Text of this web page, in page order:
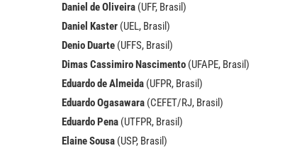
Daniel de Oliveira (UFF, Brasil)
Daniel Kaster (UEL, Brasil)
Denio Duarte (UFFS, Brasil)
Dimas Cassimiro Nascimento (UFAPE, Brasil)
Eduardo de Almeida (UFPR, Brasil)
Eduardo Ogasawara (CEFET/RJ, Brasil)
Eduardo Pena (UTFPR, Brasil)
Elaine Sousa (USP, Brasil)